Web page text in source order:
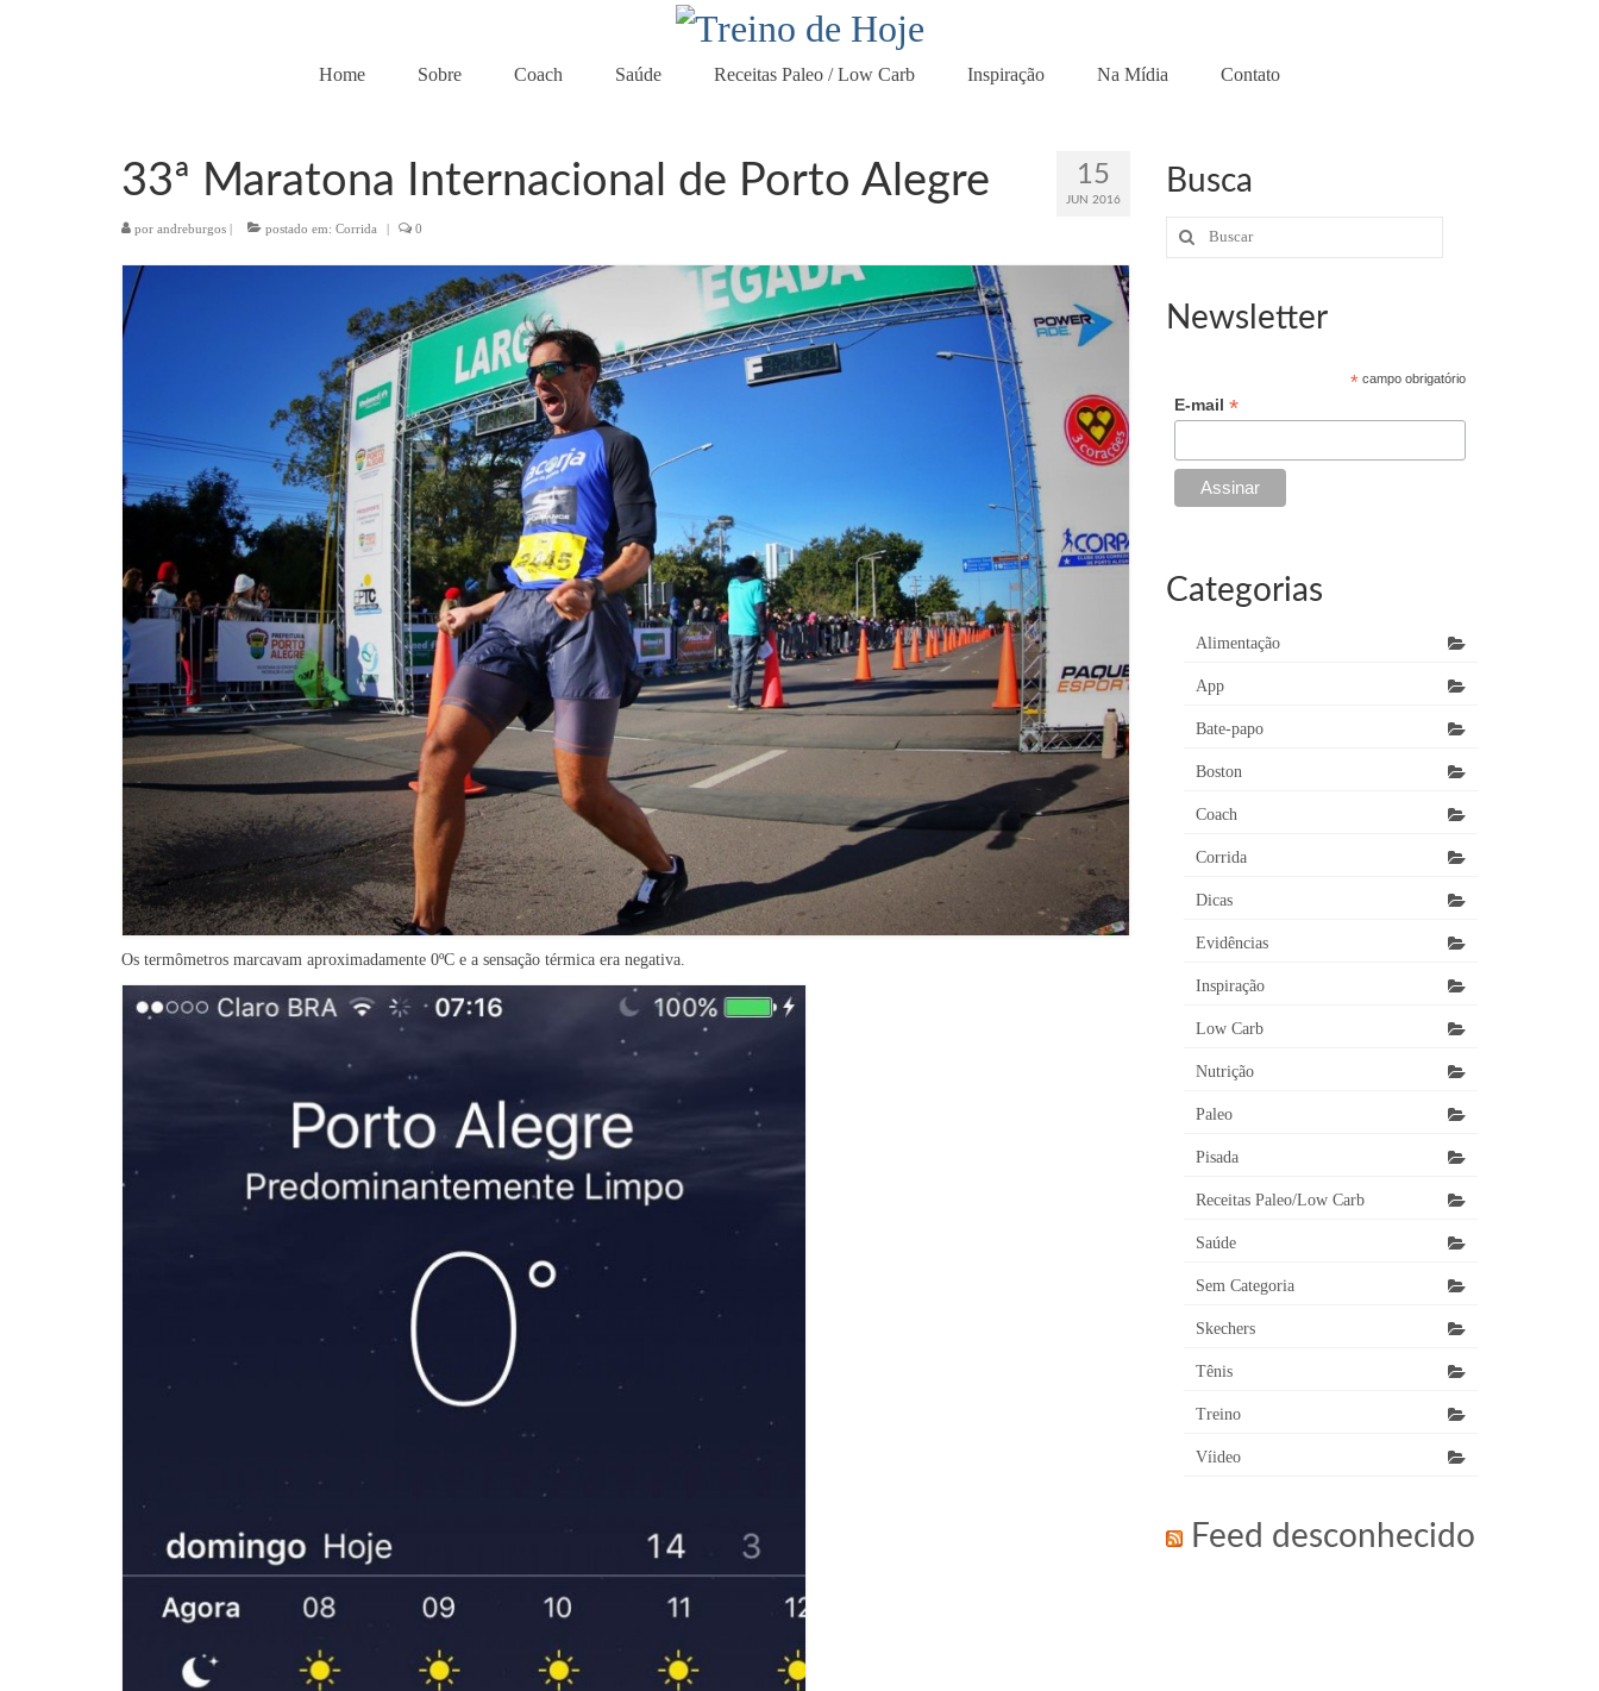
Home Sobre Coach Saúde Receitas Paleo / Low Carb Inspiração Na Mídia Contato
15
JUN 2016
33ª Maratona Internacional de Porto Alegre
por andreburgos | postado em: Corrida | 0
Os termômetros marcavam aproximadamente 0ºC e a sensação térmica era negativa.
Busca
Buscar
por:
Newsletter
*campo obrigatório
E-mail*
Categorias
Alimentação
App
Bate-papo
Boston
Coach
Corrida
Dicas
Evidências
Inspiração
Low Carb
Nutrição
Paleo
Pisada
Receitas Paleo/Low Carb
Saúde
Sem Categoria
Skechers
Tênis
Treino
Víideo
Feed desconhecido